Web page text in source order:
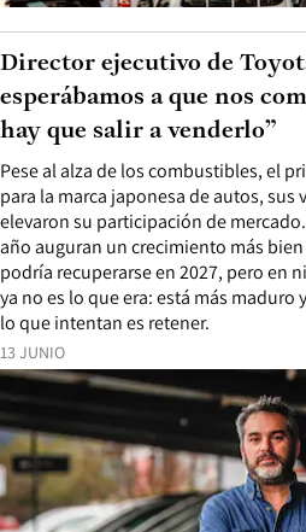
13 JUNIO
Pese al alza de los combustibles, el
para la marca japonesa de autos,
elevaron su participación de
año auguran un crecimiento más
podría recuperarse en 2027, pero en
ya no es lo que era: está más maduro
lo que intentan es retener.
Director ejecutivo de
esperábamos a que nos
hay que salir a venderlo”